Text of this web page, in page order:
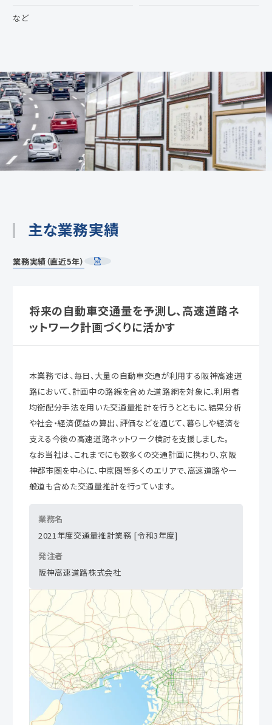
など
主な業務実績
業務実績（直近5年）
将来の自動車交通量を予測し、高速道路ネ
ットワーク計画づくりに活かす
本業務では、毎日、大量の自動車交通が利用する阪神高速道
路において、計画中の路線を含めた道路網を対象に、利用者
均衡配分手法を用いた交通量推計を行うとともに、結果分析
や社会・経済便益の算出、評価などを通じて、暮らしや経済を
支える今後の高速道路ネットワーク検討を支援しました。
なお当社は、これまでにも数多くの交通計画に携わり、京阪
神都市圏を中心に、中京圏等多くのエリアで、高速道路や一
般道も含めた交通量推計を行っています。
業務名
2021年度交通量推計業務 [令和3年度]
発注者
阪神高速道路株式会社